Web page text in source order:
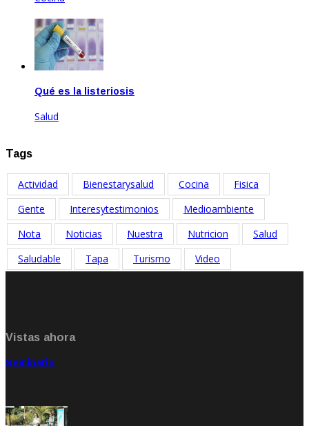
Qué es la listeriosis
Salud
Tags
Actividad Bienestarysalud Cocina
Fisica
Gente
Interesytestimonios
Medioambiente
Nota
Noticias Nuestra Nutricion
Salud
Saludable
Tapa Turismo Video
Vistas ahora
Seminario